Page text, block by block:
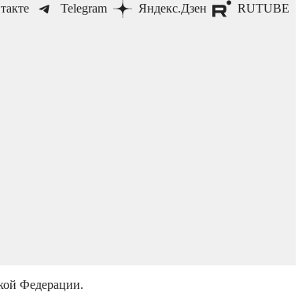
Telegram Яндекс.Дзен RUTUBE
Федерации.